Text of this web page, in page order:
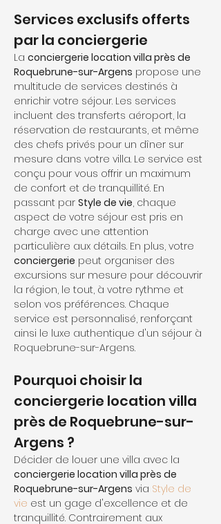
Services exclusifs offerts
par la conciergerie
La conciergerie location villa près de
Roquebrune-sur-Argens propose une
multitude de services destinés à
enrichir votre séjour. Les services
incluent des transferts aéroport, la
réservation de restaurants, et même
des chefs privés pour un dîner sur
mesure dans votre villa. Le service est
conçu pour vous offrir un maximum
de confort et de tranquillité. En
passant par Style de vie, chaque
aspect de votre séjour est pris en
charge avec une attention
particulière aux détails. En plus, votre
conciergerie peut organiser des
excursions sur mesure pour découvrir
la région, le tout, à votre rythme et
selon vos préférences. Chaque
service est personnalisé, renforçant
ainsi le luxe authentique d'un séjour à
Roquebrune-sur-Argens.
Pourquoi choisir la
conciergerie location villa
près de Roquebrune-sur-
Argens ?
Décider de louer une villa avec la
conciergerie location villa près de
Roquebrune-sur-Argens via Style de
vie est un gage d'excellence et de
tranquillité. Contrairement aux